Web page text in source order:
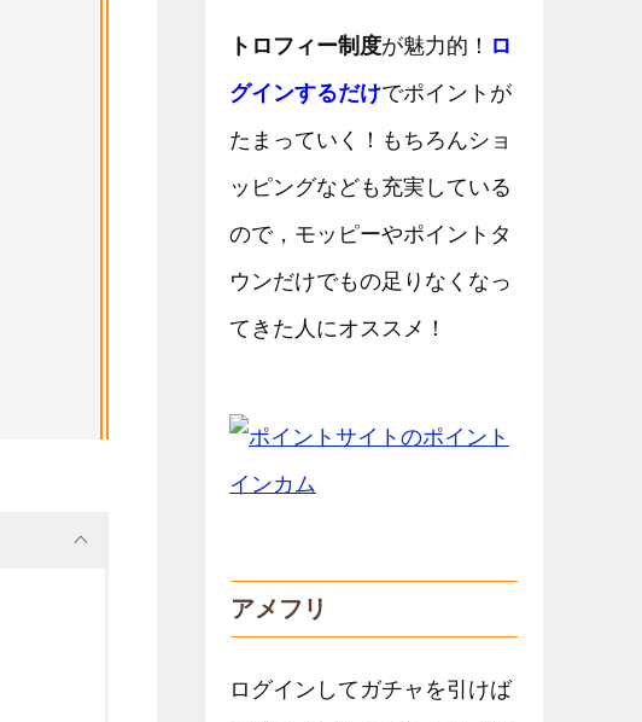
トロフィー制度が魅力的！ ロ
グインするだけでポイントが
たまっていく！もちろんショ
ッピングなども充実している
ので，モッピーやポイントタ
ウンだけでもの足りなくなっ
てきた人にオススメ！
アメフリ
ログインしてガチャを引けば